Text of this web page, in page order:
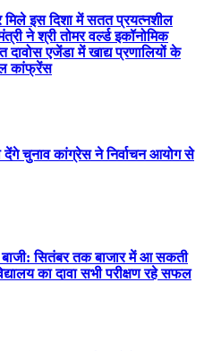
मिले इस दिशा में सतत प्रयत्नशील
ने श्री तोमर वर्ल्ड इकॉनोमिक
एजेंडा में खाद्य प्रणालियों के
कांफ्रेंस
चुनाव कांग्रेस ने निर्वाचन आयोग से
बाजी: सितंबर तक बाजार में आ सकती
का दावा सभी परीक्षण रहे सफल